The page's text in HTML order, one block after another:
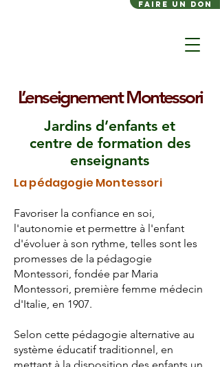
FAIRE UN DON
L’enseignement Montessori
Jardins d’enfants et
centre de formation des
enseignants
La pédagogie Montessori
Favoriser la confiance en soi,
l'autonomie et permettre à l'enfant
d'évoluer à son rythme, telles sont les
promesses de la pédagogie
Montessori, fondée par Maria
Montessori, première femme médecin
d'Italie, en 1907.
Selon cette pédagogie alternative au
système éducatif traditionnel, en